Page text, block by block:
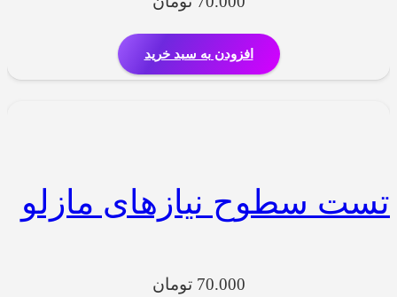
افزودن به سبد خرید
تست سطوح نیازهای مازلو
70.000 تومان